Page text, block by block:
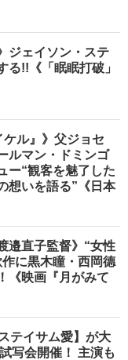
ジェイソン・ステ
る!!《「眠眠打破」
ケル』》父ジョセ
ルマン・ドミンゴ
ー“観客を魅了した
想いを語る”《日本
邉直子監督》“女性
に黒木瞳・西岡德
《映画『月がみて
テイサム愛】が大
写会開催！ 主演も